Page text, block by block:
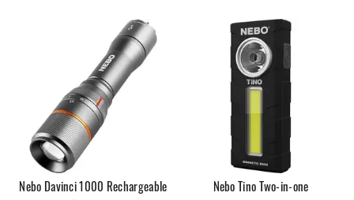
Nebo Davinci 1000 Rechargeable
Nebo Tino Two-in-one